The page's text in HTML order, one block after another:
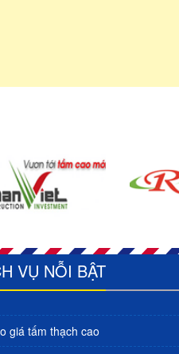
VỤ NỖI BẬT
giá tấm thạch cao